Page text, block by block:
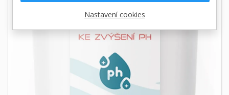
Nastavení cookies